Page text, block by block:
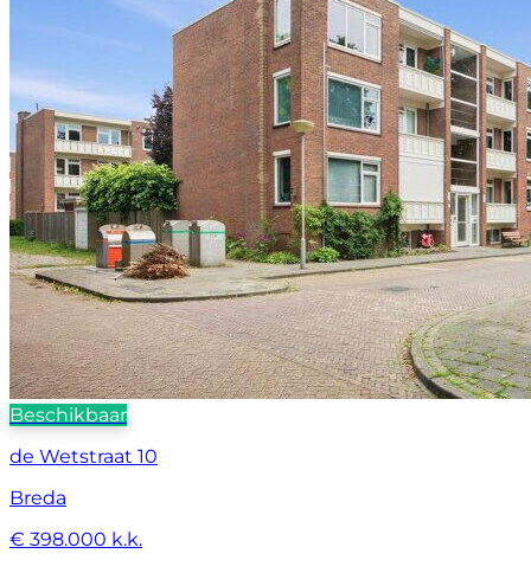
Beschikbaar
de Wetstraat 10
Breda
€ 398.000 k.k.